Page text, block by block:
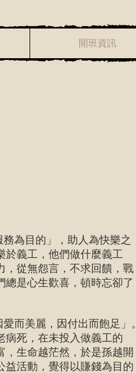
開班資訊
為目的」，助人為快樂之
於義工，他們做什麼義工
，從無怨言，不求回饋，戰
是心生歡喜，頓時忘卻了
而美麗，因付出而飽足」。
病死，在未投入做義工的
生命越茫然，於是孫越開
益活動，覺得以賺錢為目的